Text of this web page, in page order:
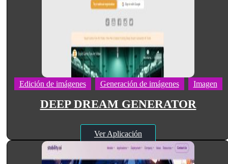
Edición de imágenes Generación de imágenes Imagen
DEEP DREAM GENERATOR
Ver Aplicación